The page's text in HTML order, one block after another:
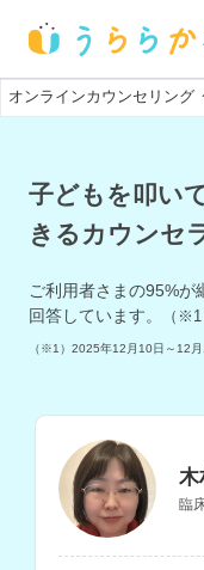
オンラインカウンセリング
子どもを叩い
きるカウンセ
ご利用者さまの95%が
回答しています。
（※1
（※1） 2025年12月10日～12月
木
臨